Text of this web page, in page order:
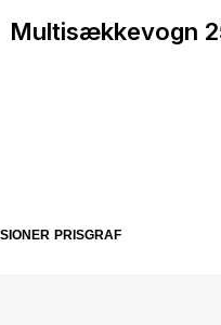
Multisækkevogn
PRISGRAF